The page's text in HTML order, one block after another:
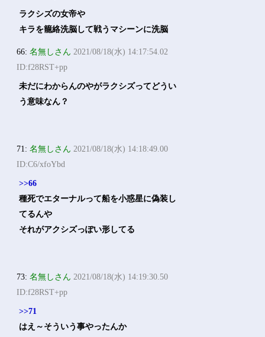
ラクシズの女帝や
キラを籠絡洗脳して戦うマシーンに洗脳
66:名無しさん 2021/08/18(水) 14:17:54.02
ID:f28RST+pp
未だにわからんのやがラクシズってどうい
う意味なん？
71:名無しさん 2021/08/18(水) 14:18:49.00
ID:C6/xfoYbd
>>66
種死でエターナルって船を小惑星に偽装し
てるんや
それがアクシズっぽい形してる
73:名無しさん 2021/08/18(水) 14:19:30.50
ID:f28RST+pp
>>71
はえ～そういう事やったんか